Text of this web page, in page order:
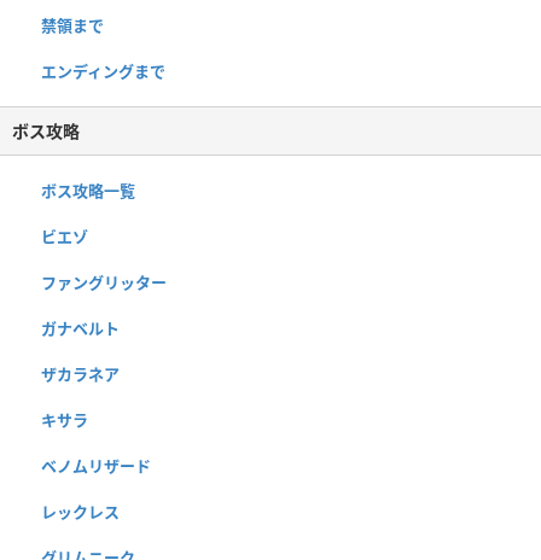
禁領まで
エンディングまで
ボス攻略
ボス攻略一覧
ビエゾ
ファングリッター
ガナベルト
ザカラネア
キサラ
ベノムリザード
レックレス